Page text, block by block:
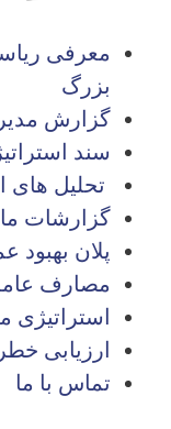
معرفی
بزرگ
گزارش
سند
تحلیل های
گزارشات
پلان بهبود
مصارف
استراتیژی
ارزیابی
تماس با ما